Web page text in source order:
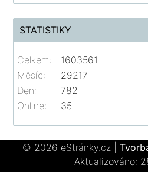
STATISTIKY
Online: 35
Celkem:
1603561
Měsíc:
29217
Den:
782
© 2026 eStránky.cz
Aktualizováno: